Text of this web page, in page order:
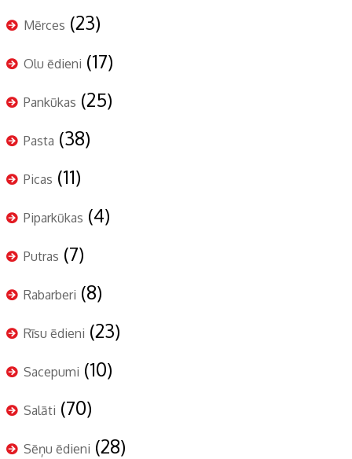
Mērces (23)
Olu ēdieni (17)
Pankūkas (25)
Pasta (38)
Picas (11)
Piparkūkas (4)
Putras (7)
Rabarberi (8)
Rīsu ēdieni (23)
Sacepumi (10)
Salāti (70)
Sēņu ēdieni (28)